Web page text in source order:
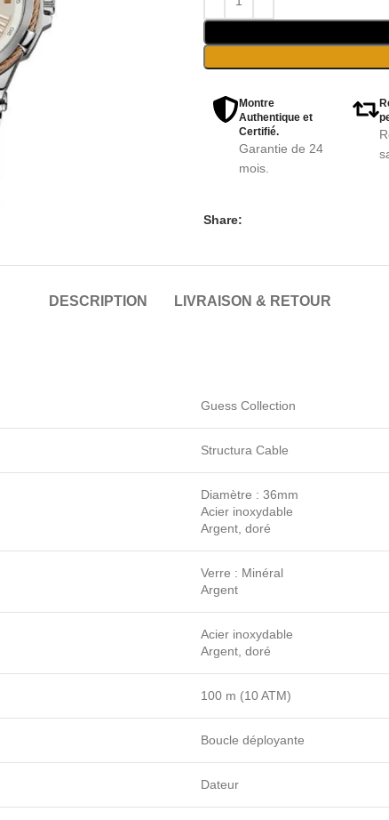
Montre
Authentique et
Certifié.
Garantie de 24
mois.
Share:
DESCRIPTION LIVRAISON & RETOUR
Guess Collection
Structura Cable
Diamètre : 36mm
Acier inoxydable
Argent, doré
Verre : Minéral
Argent
Acier inoxydable
Argent, doré
100 m (10 ATM)
Boucle déployante
Dateur